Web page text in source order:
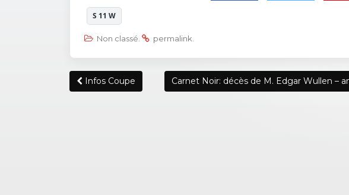
S 11 W
Non classé permalink
Post
navigation
Infos Coupe Carnet Noir: décès de M. Edgar Wullen –